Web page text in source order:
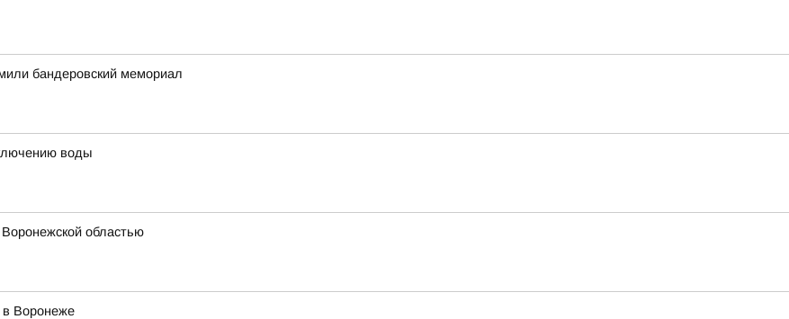
бандеровский мемориал
воды
областью
в Воронеже